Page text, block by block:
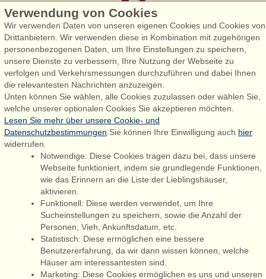
Admiral Strand Feriehuse, Lønne
Houstrupvej 170, Lønne
6830 Nørre Nebel
booking@admiralstrand.com
+45 70 60 87 78
Følg os på: Facebook
Admiral Strand Feriehuse ApS | CVR 27 23 39 10 |
Verwendung von Cookies
Wir verwenden Daten von unseren eigenen Cookies und Cookies von
Drittanbietern. Wir verwenden diese in Kombination mit zugehörigen
personenbezogenen Daten, um Ihre Einstellungen zu speichern,
unsere Dienste zu verbessern, Ihre Nutzung der Webseite zu
verfolgen und Verkehrsmessungen durchzuführen und dabei Ihnen
die relevantesten Nachrichten anzuzeigen.
Unten können Sie wählen, alle Cookies zuzulassen oder wählen Sie,
welche unserer optionalen Cookies Sie akzeptieren möchten.
Lesen Sie mehr über unsere Cookie- und
Datenschutzbestimmungen .Sie können Ihre Einwilligung auch hier
widerrufen.
Notwendige: Diese Cookies tragen dazu bei, dass unsere
Webseite funktioniert, indem sie grundlegende Funktionen,
wie das Erinnern an die Liste der Lieblingshäuser,
aktivieren.
Funktionell: Diese werden verwendet, um Ihre
Sucheinstellungen zu speichern, sowie die Anzahl der
Personen, Vieh, Ankunftsdatum, etc.
Statistisch: Diese ermöglichen eine bessere
Benutzererfahrung, da wir dann wissen können, welche
Häuser am interessantesten sind.
Marketing: Diese Cookies ermöglichen es uns und unseren